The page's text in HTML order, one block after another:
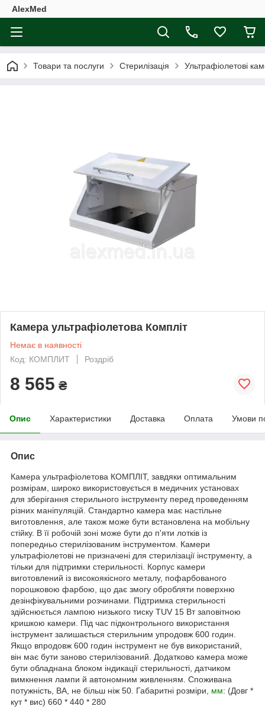
AlexMed
Товари та послуги Стерилізація Ультрафіолетові
Камера ультрафіолетова Компліт
Немає в наявності
Код: КОМПЛИТ
Роздріб
8 565 ₴
Опис Характеристики Доставка Оплата Умови
Опис
Камера ультрафіолетова КОМПЛІТ, завдяки оптимальним
розмірам, широко використовується в медичних установах
для зберігання стерильного інструменту перед проведенням
різних маніпуляцій. Стандартно камера має настільне
виготовлення, але також може бути встановлена на мобільну
стійку. В її робочій зоні може бути до п'яти лотків із
попередньо стерилізованим інструментом. Камери
ультрафіолетові не призначені для стерилізації інструменту, а
тільки для підтримки стерильності. Корпус камери
виготовлений із високоякісного металу, пофарбованого
порошковою фарбою, що дає змогу обробляти поверхню
дезінфікувальними розчинами. Підтримка стерильності
здійснюється лампою низького тиску TUV 15 Вт заповітною
кришкою камери. Під час підконтрольного використання
інструмент залишається стерильним упродовж 600 годин.
Якщо впродовж 600 годин інструмент не був використаний,
він має бути заново стерилізований. Додатково камера може
бути обладнана блоком індикації стерильності, датчиком
вимкнення лампи й автономним живленням. Споживана
потужність, ВА, не більш ніж 50. Габаритні розміри, мм: (Довг *
кут * вис) 660 * 440 * 280